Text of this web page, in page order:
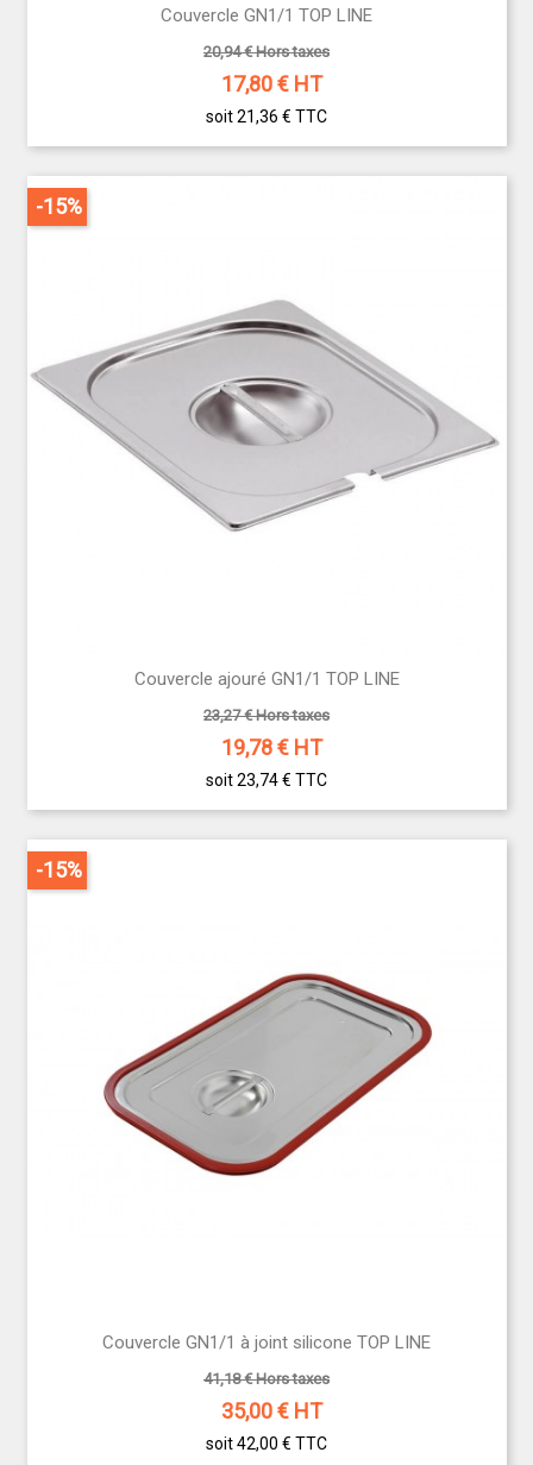
Couvercle GN1/1 TOP LINE
20,94 € Hors taxes
17,80€ HT
soit 21,36 € TTC
Couvercle ajouré GN1/1 TOP LINE
23,27 € Hors taxes
19,78€ HT
soit 23,74 € TTC
-15%
Couvercle GN1/1 à joint silicone TOP LINE
41,18 € Hors taxes
35,00€ HT
soit 42,00 € TTC
-15%